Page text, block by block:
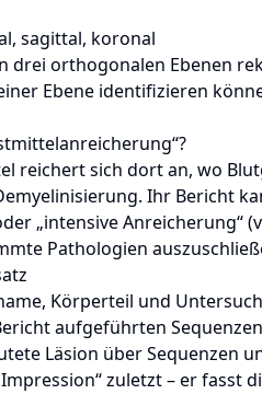
sagittal, koronal
drei orthogonalen Ebenen
Ebene identifizieren
reichert sich dort an, wo
Ihr Bericht
„intensive Anreicherung“
Pathologien
Körperteil und
aufgeführten Sequenzen
Läsion über Sequenzen
zuletzt – er fasst